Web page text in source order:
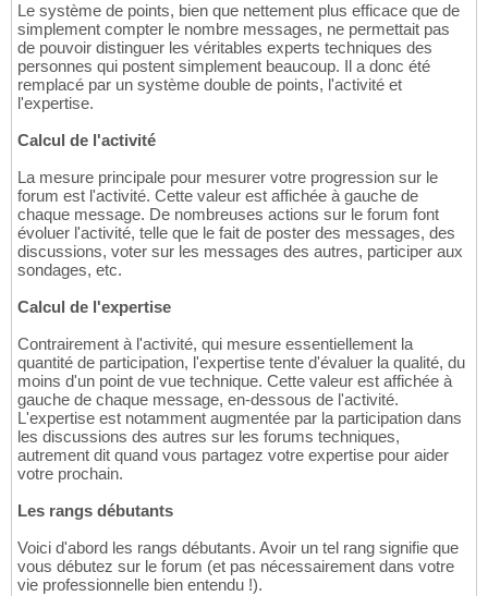
Le système de points, bien que nettement plus efficace que de
simplement compter le nombre messages, ne permettait pas
de pouvoir distinguer les véritables experts techniques des
personnes qui postent simplement beaucoup. Il a donc été
remplacé par un système double de points, l'activité et
l'expertise.
Calcul de l'activité
La mesure principale pour mesurer votre progression sur le
forum est l'activité. Cette valeur est affichée à gauche de
chaque message. De nombreuses actions sur le forum font
évoluer l'activité, telle que le fait de poster des messages, des
discussions, voter sur les messages des autres, participer aux
sondages, etc.
Calcul de l'expertise
Contrairement à l'activité, qui mesure essentiellement la
quantité de participation, l'expertise tente d'évaluer la qualité, du
moins d'un point de vue technique. Cette valeur est affichée à
gauche de chaque message, en-dessous de l'activité.
L'expertise est notamment augmentée par la participation dans
les discussions des autres sur les forums techniques,
autrement dit quand vous partagez votre expertise pour aider
votre prochain.
Les rangs débutants
Voici d'abord les rangs débutants. Avoir un tel rang signifie que
vous débutez sur le forum (et pas nécessairement dans votre
vie professionnelle bien entendu !).